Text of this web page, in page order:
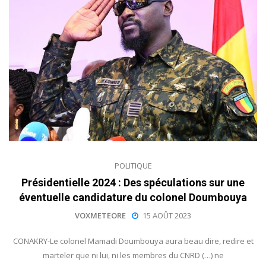
POLITIQUE
Présidentielle 2024 : Des spéculations sur une
éventuelle candidature du colonel Doumbouya
VOXMETEORE 15 AOÛT 2023
CONAKRY-Le colonel Mamadi Doumbouya aura beau dire, redire et
marteler que ni lui, ni les membres du CNRD (…) ne